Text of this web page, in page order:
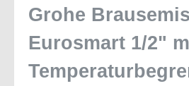
Grohe
Eurosmart 1/2"